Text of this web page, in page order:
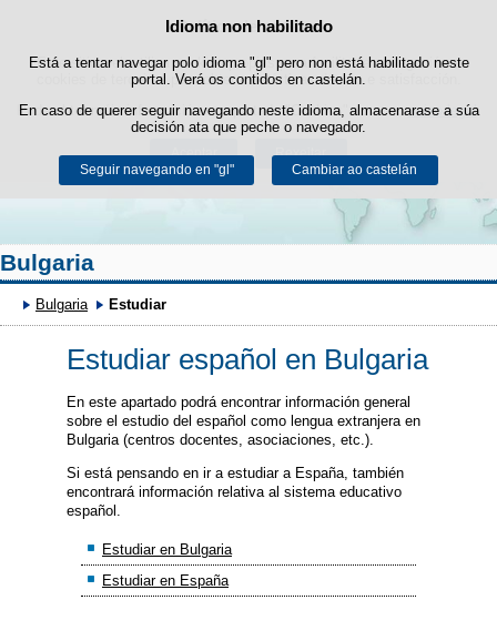
Política de cookies
Este sitio web utiliza cookies propias para facilitar a navegación e
cookies de terceiros para obter estatísticas de uso e satisfacción.
Pode obter máis información no apartado "Cookies" do nosoaviso legal.
Aceptar Rexeitar
Idioma non habilitado
Está a tentar navegar polo idioma "gl" pero non está habilitado neste
portal. Verá os contidos en castelán.
En caso de querer seguir navegando neste idioma, almacenarase a súa
decisión ata que peche o navegador.
Seguir navegando en "gl" Cambiar ao castelán
Saltar ao contido
Bulgaria
Bulgaria Estudiar
Estudiar español en Bulgaria
En este apartado podrá encontrar información general
sobre el estudio del español como lengua extranjera en
Bulgaria (centros docentes, asociaciones, etc.).
Si está pensando en ir a estudiar a España, también
encontrará información relativa al sistema educativo
español.
Estudiar en Bulgaria
Estudiar en España